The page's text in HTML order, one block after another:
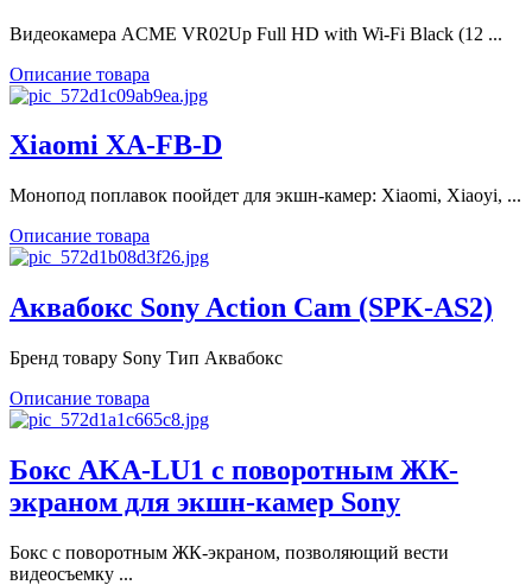
Видеокамера ACME VR02Up Full HD with Wi-Fi Black (12 ...
Описание товара
Xiaomi XA-FB-D
Монопод поплавок поойдет для экшн-камер: Xiaomi, Xiaoyi, ...
Описание товара
Аквабокс Sony Action Cam (SPK-AS2)
Бренд товару Sony Тип Аквабокс
Описание товара
Бокс AKA-LU1 с поворотным ЖК-
экраном для экшн-камер Sony
Бокс с поворотным ЖК-экраном, позволяющий вести
видеосъемку ...